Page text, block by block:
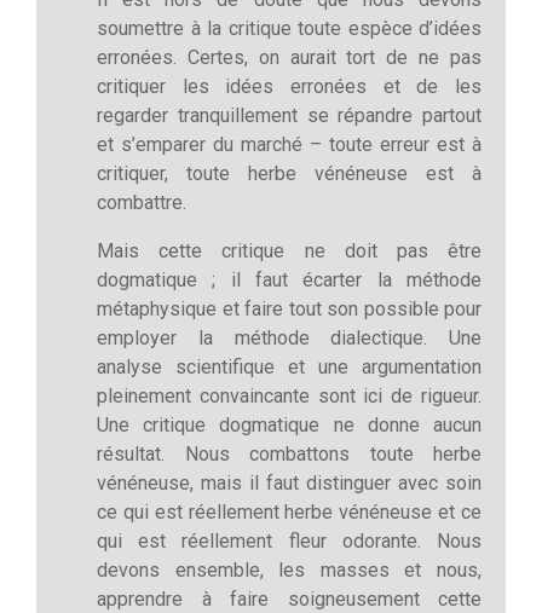
soumettre à la critique toute espèce d’idées
erronées. Certes, on aurait tort de ne pas
critiquer les idées erronées et de les
regarder tranquillement se répandre partout
et s’emparer du marché – toute erreur est à
critiquer, toute herbe vénéneuse est à
combattre.
Mais cette critique ne doit pas être
dogmatique ; il faut écarter la méthode
métaphysique et faire tout son possible pour
employer la méthode dialectique. Une
analyse scientifique et une argumentation
pleinement convaincante sont ici de rigueur.
Une critique dogmatique ne donne aucun
résultat. Nous combattons toute herbe
vénéneuse, mais il faut distinguer avec soin
ce qui est réellement herbe vénéneuse et ce
qui est réellement fleur odorante. Nous
devons ensemble, les masses et nous,
apprendre à faire soigneusement cette